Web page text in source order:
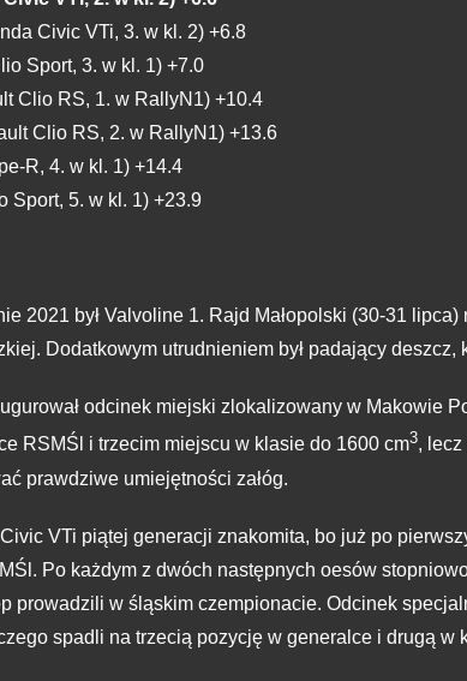
Civic VTi, 3. w kl. 2) +6.8
Sport, 3. w kl. 1) +7.0
Clio RS, 1. w RallyN1) +10.4
Clio RS, 2. w RallyN1) +13.6
R, 4. w kl. 1) +14.4
Sport, 5. w kl. 1) +23.9
2021 był Valvoline 1. Rajd Małopolski (30-31
Dodatkowym utrudnieniem był padający deszcz,
odcinek miejski zlokalizowany w Makowie
RSMŚl i trzecim miejscu w klasie do 1600 cm3,
prawdziwe umiejętności załóg.
VTi piątej generacji znakomita, bo już po
Po każdym z dwóch następnych oesów
prowadzili w śląskim czempionacie. Odcinek
spadli na trzecią pozycję w generalce i drugą w